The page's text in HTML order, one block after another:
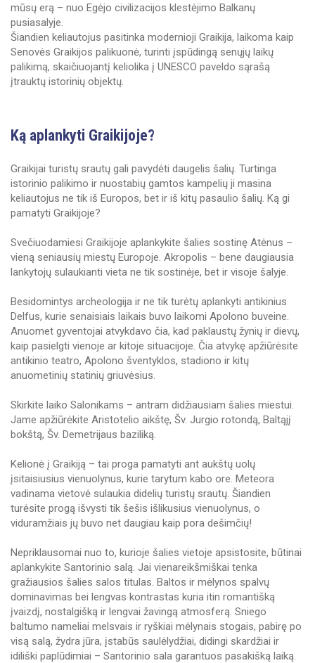
mūsų erą – nuo Egėjo civilizacijos klestėjimo Balkanų
pusiasalyje.
Šiandien keliautojus pasitinka modernioji Graikija, laikoma kaip
Senovės Graikijos palikuonė, turinti įspūdingą senųjų laikų
palikimą, skaičiuojantį keliolika į UNESCO paveldo sąrašą
įtrauktų istorinių objektų.
Ką aplankyti Graikijoje?
Graikijai turistų srautų gali pavydėti daugelis šalių. Turtinga
istorinio palikimo ir nuostabių gamtos kampelių ji masina
keliautojus ne tik iš Europos, bet ir iš kitų pasaulio šalių. Ką gi
pamatyti Graikijoje?
Svečiuodamiesi Graikijoje aplankykite šalies sostinę Atėnus –
vieną seniausių miestų Europoje. Akropolis – bene daugiausia
lankytojų sulaukianti vieta ne tik sostinėje, bet ir visoje šalyje.
Besidomintys archeologija ir ne tik turėtų aplankyti antikinius
Delfus, kurie senaisiais laikais buvo laikomi Apolono buveine.
Anuomet gyventojai atvykdavo čia, kad paklaustų žynių ir dievų,
kaip pasielgti vienoje ar kitoje situacijoje. Čia atvykę apžiūrėsite
antikinio teatro, Apolono šventyklos, stadiono ir kitų
anuometinių statinių griuvėsius.
Skirkite laiko Salonikams – antram didžiausiam šalies miestui.
Jame apžiūrėkite Aristotelio aikštę, Šv. Jurgio rotondą, Baltąjį
bokštą, Šv. Demetrijaus baziliką.
Kelionė į Graikiją – tai proga pamatyti ant aukštų uolų
įsitaisiusius vienuolynus, kurie tarytum kabo ore. Meteora
vadinama vietovė sulaukia didelių turistų srautų. Šiandien
turėsite progą išvysti tik šešis išlikusius vienuolynus, o
viduramžiais jų buvo net daugiau kaip pora dešimčių!
Nepriklausomai nuo to, kurioje šalies vietoje apsistosite, būtinai
aplankykite Santorinio salą. Jai vienareikšmiškai tenka
gražiausios šalies salos titulas. Baltos ir mėlynos spalvų
dominavimas bei lengvas kontrastas kuria itin romantišką
įvaizdį, nostalgišką ir lengvai žavingą atmosferą. Sniego
baltumo nameliai melsvais ir ryškiai mėlynais stogais, pabirę po
visą salą, žydra jūra, įstabūs saulėlydžiai, didingi skardžiai ir
idiliški paplūdimiai – Santorinio sala garantuos pasakišką laiką.